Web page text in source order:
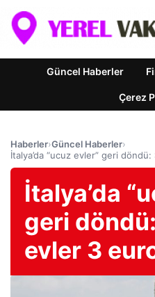
Güncel Haberler
Çerez
Haberler›Güncel Haberler›
İtalya’da “ucuz evler” geri döndü:
İtalya’da
geri
evler 3